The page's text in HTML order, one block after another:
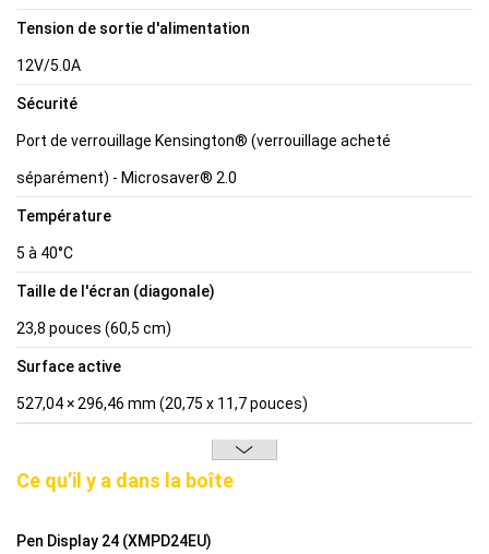
Tension de sortie d'alimentation
12V/5.0A
Sécurité
Port de verrouillage Kensington® (verrouillage acheté
séparément) - Microsaver® 2.0
Température
5 à 40°C
Taille de l'écran (diagonale)
23,8 pouces (60,5 cm)
Surface active
527,04 × 296,46 mm (20,75 x 11,7 pouces)
Ce qu’il y a dans la boîte
Pen Display 24 (XMPD24EU)